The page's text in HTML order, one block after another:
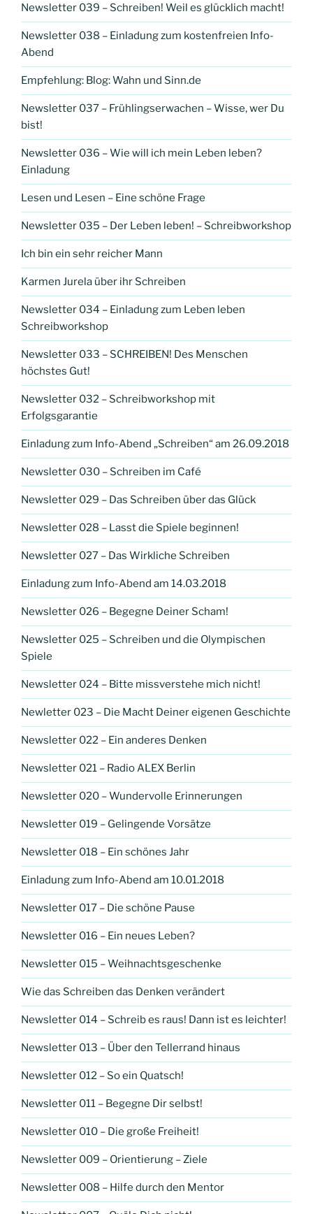
Newsletter 039 – Schreiben! Weil es glücklich macht!
Newsletter 038 – Einladung zum kostenfreien Info-
Abend
Empfehlung: Blog: Wahn und Sinn.de
Newsletter 037 – Frühlingserwachen – Wisse, wer Du
bist!
Newsletter 036 – Wie will ich mein Leben leben?
Einladung
Lesen und Lesen – Eine schöne Frage
Newsletter 035 – Der Leben leben! – Schreibworkshop
Ich bin ein sehr reicher Mann
Karmen Jurela über ihr Schreiben
Newsletter 034 – Einladung zum Leben leben
Schreibworkshop
Newsletter 033 – SCHREIBEN! Des Menschen
höchstes Gut!
Newsletter 032 – Schreibworkshop mit
Erfolgsgarantie
Einladung zum Info-Abend „Schreiben“ am 26.09.2018
Newsletter 030 – Schreiben im Café
Newsletter 029 – Das Schreiben über das Glück
Newsletter 028 – Lasst die Spiele beginnen!
Newsletter 027 – Das Wirkliche Schreiben
Einladung zum Info-Abend am 14.03.2018
Newsletter 026 – Begegne Deiner Scham!
Newsletter 025 – Schreiben und die Olympischen
Spiele
Newsletter 024 – Bitte missverstehe mich nicht!
Newletter 023 – Die Macht Deiner eigenen Geschichte
Newsletter 022 – Ein anderes Denken
Newsletter 021 – Radio ALEX Berlin
Newsletter 020 – Wundervolle Erinnerungen
Newsletter 019 – Gelingende Vorsätze
Newsletter 018 – Ein schönes Jahr
Einladung zum Info-Abend am 10.01.2018
Newsletter 017 – Die schöne Pause
Newsletter 016 – Ein neues Leben?
Newsletter 015 – Weihnachtsgeschenke
Wie das Schreiben das Denken verändert
Newsletter 014 – Schreib es raus! Dann ist es leichter!
Newsletter 013 – Über den Tellerrand hinaus
Newsletter 012 – So ein Quatsch!
Newsletter 011 – Begegne Dir selbst!
Newsletter 010 – Die große Freiheit!
Newsletter 009 – Orientierung – Ziele
Newsletter 008 – Hilfe durch den Mentor